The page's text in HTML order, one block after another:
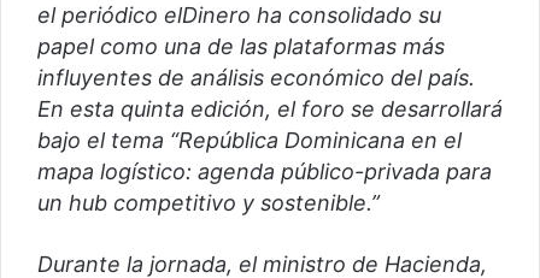
el periódico elDinero ha consolidado su
papel como una de las plataformas más
influyentes de análisis económico del país.
En esta quinta edición, el foro se desarrollará
bajo el tema “República Dominicana en el
mapa logístico: agenda público-privada para
un hub competitivo y sostenible.”
Durante la jornada, el ministro de Hacienda,